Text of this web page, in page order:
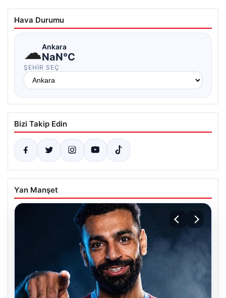
Hava Durumu
☁Ankara
NaN°C
ŞEHIR SEÇ
Bizi Takip Edin
Yan Manşet